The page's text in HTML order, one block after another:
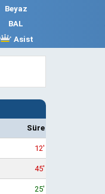
Beyaz
BAL
Asist
Süre
12'
45'
25'